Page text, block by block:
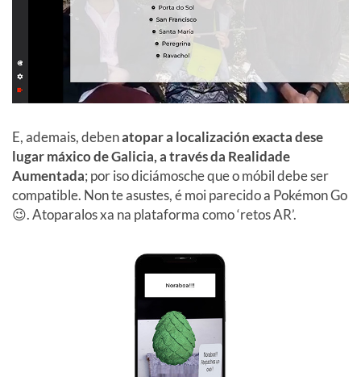
E, ademais, debenatopar a localización exacta dese
lugar máxico de Galicia, a través da Realidade
Aumentada; por iso diciámosche que o móbil debe ser
compatible. Non te asustes, é moi parecido a Pokémon Go
😉. Atoparalos xa na plataforma como ‘retos AR’.